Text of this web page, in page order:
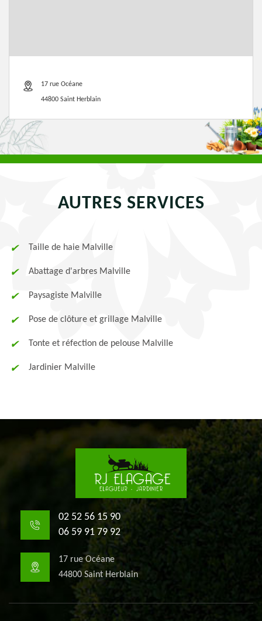
17 rue Océane
44800 Saint Herblain
AUTRES SERVICES
Taille de haie Malville
Abattage d'arbres Malville
Paysagiste Malville
Pose de clôture et grillage Malville
Tonte et réfection de pelouse Malville
Jardinier Malville
02 52 56 15 90
06 59 91 79 92
17 rue Océane
44800 Saint Herblain